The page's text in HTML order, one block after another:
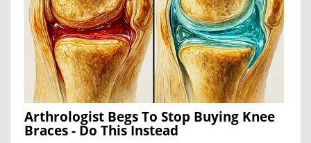
Arthrologist Begs To Stop Buying Knee
Braces - Do This Instead